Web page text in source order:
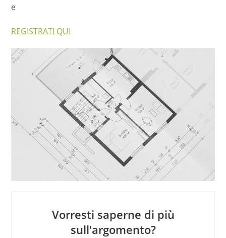
e
REGISTRATI QUI
Vorresti saperne di più
sull'argomento?